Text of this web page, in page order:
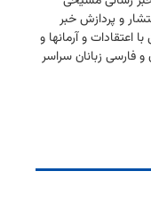
و پردازش خبر
اعتقادات و آرمانها و
و فارسی زبانان سراسر